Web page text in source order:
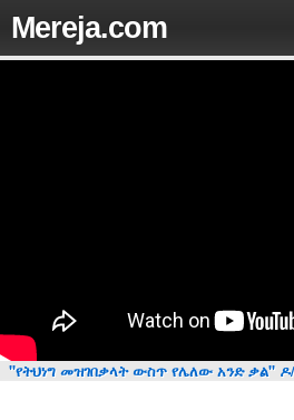
Mereja.com
"የትህነግ መዝገበቃላት ውስጥ የሌለው አንድ ቃል"